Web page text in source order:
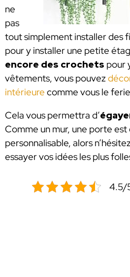
ne
pas
tout simplement installer des
pour y installer une petite
encore des crochets pour
vêtements, vous pouvez
intérieure comme vous le
Cela vous permettra d’
Comme un mur, une porte
personnalisable, alors
essayer vos idées les plus
4.5/